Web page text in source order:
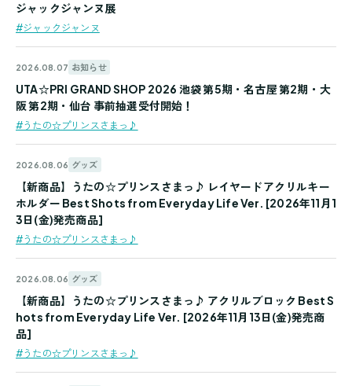
#ジャックジャンヌ
ジャックジャンヌ展
2026.08.07 お知らせ
#うたの☆プリンスさまっ♪
UTA☆PRI GRAND SHOP 2026 池袋 第5期・名古屋 第2期・大
阪 第2期・仙台 事前抽選受付開始！
2026.08.06 グッズ
#うたの☆プリンスさまっ♪
【新商品】うたの☆プリンスさまっ♪ レイヤードアクリルキー
ホルダー Best Shots from Everyday Life Ver. [2026年11月1
3日(金)発売商品]
2026.08.06 グッズ
#うたの☆プリンスさまっ♪
【新商品】うたの☆プリンスさまっ♪ アクリルブロック Best S
hots from Everyday Life Ver. [2026年11月13日(金)発売商
品]